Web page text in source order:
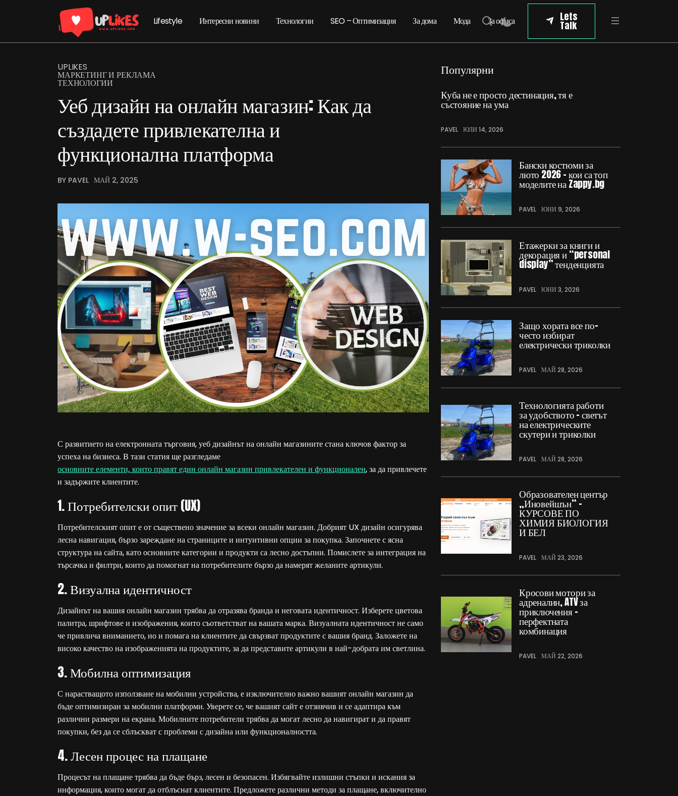
Lifestyle Интересни новини Технологии SEO – Оптимизация За дома Мода За офиса Lets
Talk
UPLIKES
МАРКЕТИНГ И РЕКЛАМА
ТЕХНОЛОГИИ
Уеб дизайн на онлайн магазин: Как да
създадете привлекателна и
функционална платформа
BY PAVEL МАЙ 2, 2025
С развитието на електронната търговия, уеб дизайнът на онлайн магазините стана ключов фактор за
успеха на бизнеса. В тази статия ще разгледаме
основните елементи, които правят един онлайн магазин привлекателен и функционален, за да привлечете
и задържите клиентите.
1. Потребителски опит (UX)
Потребителският опит е от съществено значение за всеки онлайн магазин. Добрият UX дизайн осигурява
лесна навигация, бързо зареждане на страниците и интуитивни опции за покупка. Започнете с ясна
структура на сайта, като основните категории и продукти са лесно достъпни. Помислете за интеграция на
търсачка и филтри, които да помогнат на потребителите бързо да намерят желаните артикули.
2. Визуална идентичност
Дизайнът на вашия онлайн магазин трябва да отразява бранда и неговата идентичност. Изберете цветова
палитра, шрифтове и изображения, които съответстват на вашата марка. Визуалната идентичност не само
че привлича вниманието, но и помага на клиентите да свързват продуктите с вашия бранд. Заложете на
високо качество на изображенията на продуктите, за да представите артикули в най-добрата им светлина.
3. Мобилна оптимизация
С нарастващото използване на мобилни устройства, е изключително важно вашият онлайн магазин да
бъде оптимизиран за мобилни платформи. Уверете се, че вашият сайт е отзивчив и се адаптира към
различни размери на екрана. Мобилните потребители трябва да могат лесно да навигират и да правят
покупки, без да се сблъскват с проблеми с дизайна или функционалността.
4. Лесен процес на плащане
Процесът на плащане трябва да бъде бърз, лесен и безопасен. Избягвайте излишни стъпки и искания за
информация, които могат да отблъснат клиентите. Предложете различни методи за плащане, включително
Популярни
Куба не е просто дестинация, тя е
състояние на ума
PAVEL ЮЛИ 14, 2026
Бански костюми за
люто 2026 – кои са топ
моделите на Zappy.bg
PAVEL ЮНИ 9, 2026
Етажерки за книги и
декорация и “personal
display” тенденцията
PAVEL ЮНИ 3, 2026
Защо хората все по-
често избират
електрически триколки
PAVEL МАЙ 28, 2026
Технологията работи
за удобството – светът
на електрическите
скутери и триколки
PAVEL МАЙ 28, 2026
Образователен център
„Иновейшън“ –
КУРСОВЕ ПО
ХИМИЯ БИОЛОГИЯ
И БЕЛ
PAVEL МАЙ 23, 2026
Кросови мотори за
адреналин, ATV за
приключения –
перфектната
комбинация
PAVEL МАЙ 22, 2026